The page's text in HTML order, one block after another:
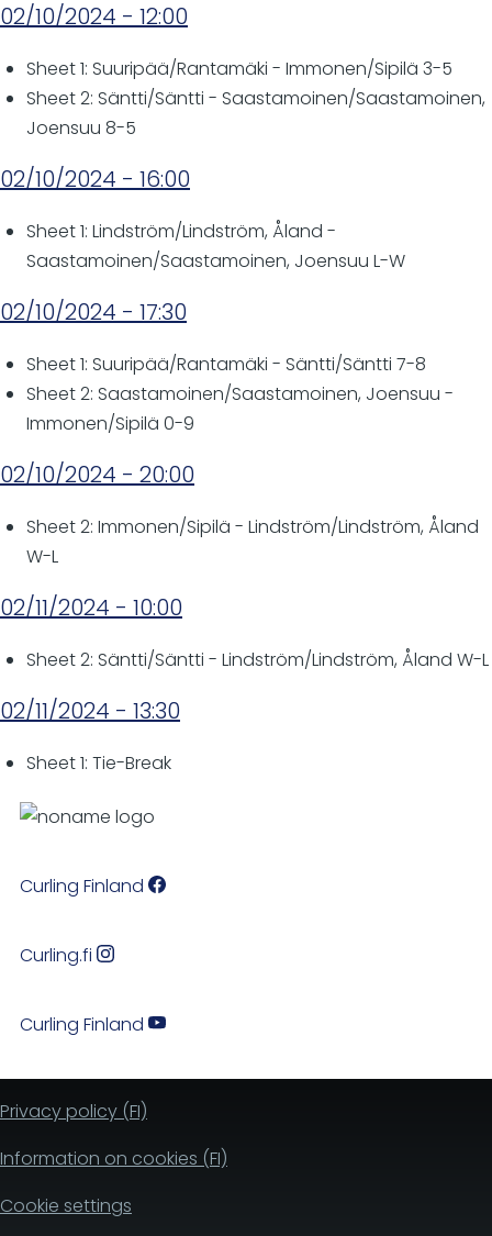
02/10/2024 - 12:00
Sheet 1: Suuripää/Rantamäki - Immonen/Sipilä 3-5
Sheet 2: Säntti/Säntti - Saastamoinen/Saastamoinen,
Joensuu 8-5
02/10/2024 - 16:00
Sheet 1: Lindström/Lindström, Åland -
Saastamoinen/Saastamoinen, Joensuu L-W
02/10/2024 - 17:30
Sheet 1: Suuripää/Rantamäki - Säntti/Säntti 7-8
Sheet 2: Saastamoinen/Saastamoinen, Joensuu -
Immonen/Sipilä 0-9
02/10/2024 - 20:00
Sheet 2: Immonen/Sipilä - Lindström/Lindström, Åland
W-L
02/11/2024 - 10:00
Sheet 2: Säntti/Säntti - Lindström/Lindström, Åland W-L
02/11/2024 - 13:30
Sheet 1: Tie-Break
Curling Finland
Curling.fi
Curling Finland
Privacy policy (FI)
Information on cookies (FI)
Cookie settings